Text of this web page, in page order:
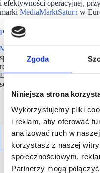
Zgoda
Niniejsza strona
Wykorzystujemy pliki
i reklam, aby oferować
analizować ruch w
korzystasz z naszej
społecznościowym,
Partnerzy mogą
i efektywności operacyjnej,
marki MediaMarktSaturn w
Perspektywy na 2025/26
MediaMarktSaturnzakłada
sprzedaży w roku finansowym
rentowności. Celem Grupy jest
EBIT na poziomie około 500
segmentów DACH oraz